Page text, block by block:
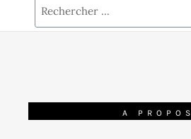
A PROPOS